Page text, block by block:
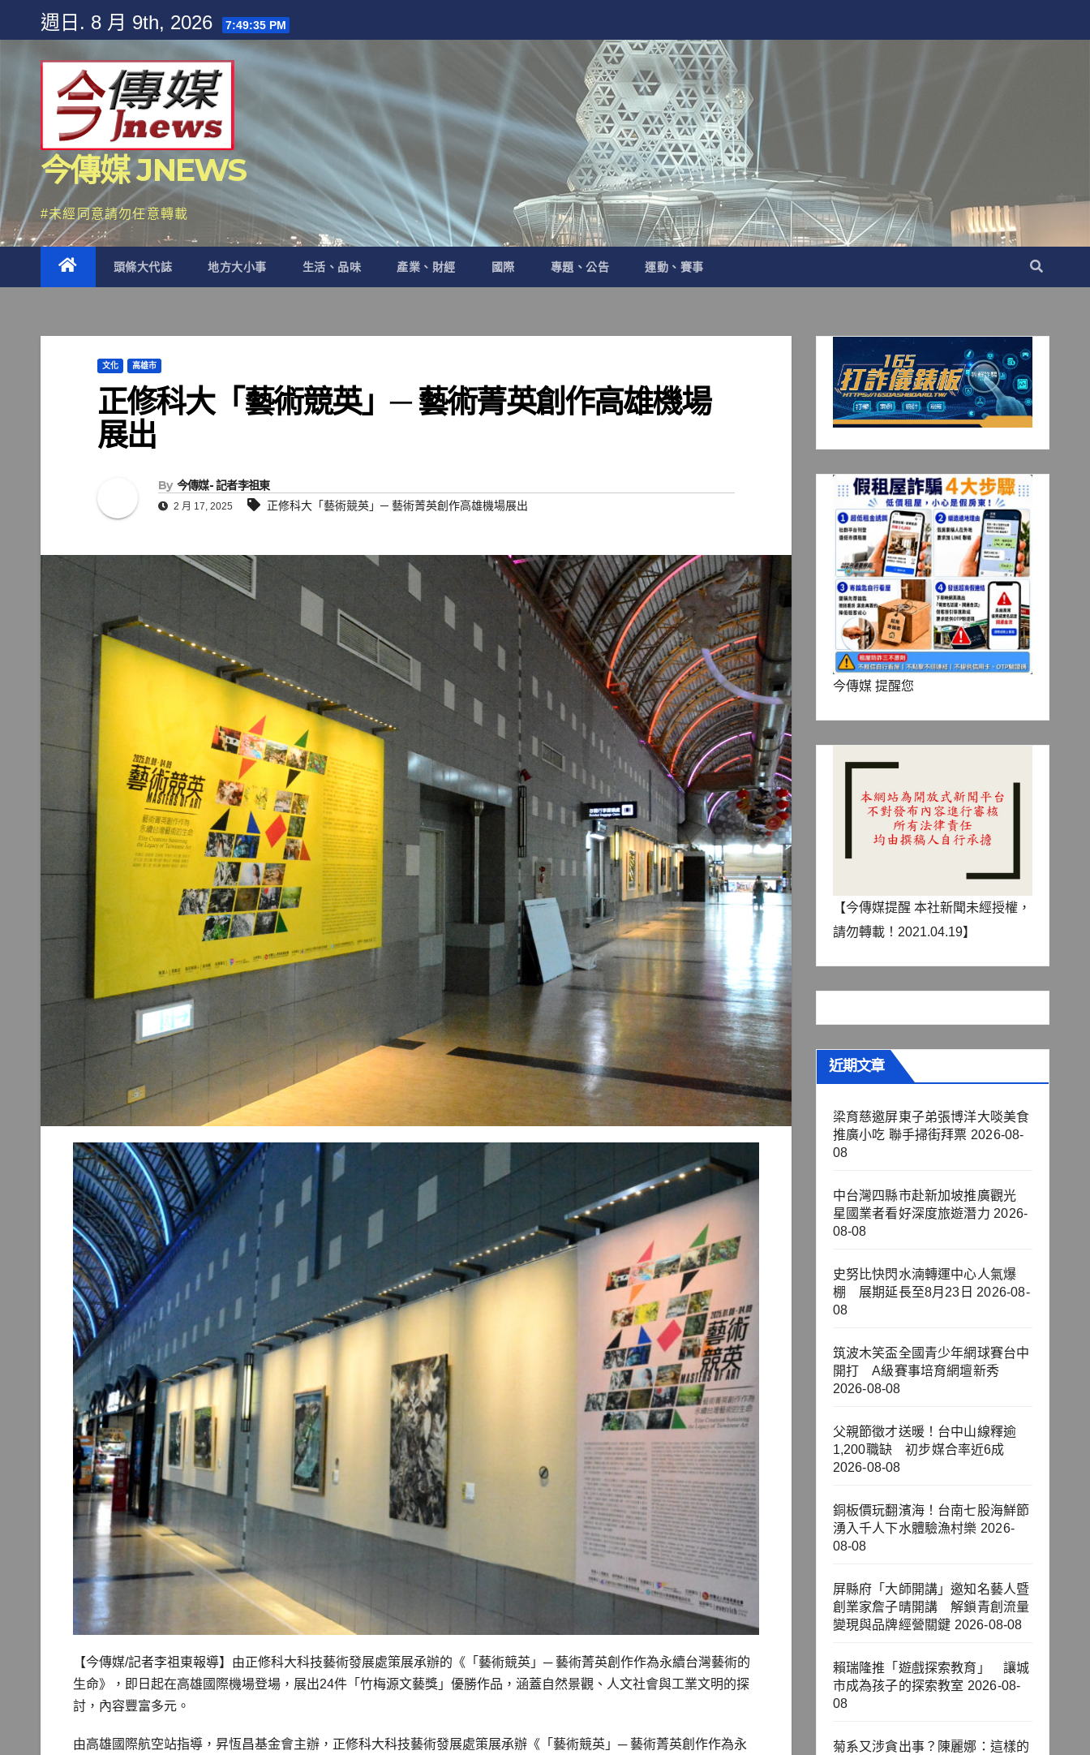
content
週日. 8 月 9th, 2026 7:49:37 PM
今傳媒 JNEWS
#未經同意請勿任意轉載
頭條大代誌 地方大小事 生活、品味 產業、財經 國際 專題、公告 運動、賽事
文化 高雄市
正修科大「藝術競英」─ 藝術菁英創作高雄機場
展出
By 今傳媒- 記者李祖東
2 月 17, 2025 正修科大「藝術競英」─ 藝術菁英創作高雄機場展出
【今傳媒/記者李祖東報導】由正修科大科技藝術發展處策展承辦的《「藝術競英」─ 藝術菁英創作作為永續台灣藝術的
生命》，即日起在高雄國際機場登場，展出24件「竹梅源文藝獎」優勝作品，涵蓋自然景觀、人文社會與工業文明的探
討，內容豐富多元。
由高雄國際航空站指導，昇恆昌基金會主辦，正修科大科技藝術發展處策展承辦《「藝術競英」─ 藝術菁英創作作為永
今傳媒 提醒您
【今傳媒提醒 本社新聞未經授權，
請勿轉載！2021.04.19】
近期文章
梁育慈邀屏東子弟張博洋大啖美食
推廣小吃 聯手掃街拜票 2026-08-
08
中台灣四縣市赴新加坡推廣觀光
星國業者看好深度旅遊潛力 2026-
08-08
史努比快閃水湳轉運中心人氣爆
棚 展期延長至8月23日 2026-08-
08
筑波木笑盃全國青少年網球賽台中
開打 A級賽事培育網壇新秀
2026-08-08
父親節徵才送暖！台中山線釋逾
1,200職缺 初步媒合率近6成
2026-08-08
銅板價玩翻濱海！台南七股海鮮節
湧入千人下水體驗漁村樂 2026-
08-08
屏縣府「大師開講」邀知名藝人暨
創業家詹子晴開講 解鎖青創流量
變現與品牌經營關鍵 2026-08-08
賴瑞隆推「遊戲探索教育」 讓城
市成為孩子的探索教室 2026-08-
08
菊系又涉貪出事？陳麗娜：這樣的